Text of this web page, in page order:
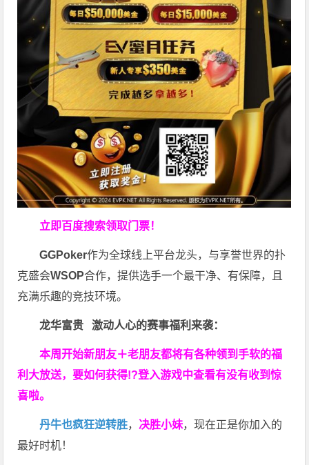
立即百度搜索领取门票！
GGPoker作为全球线上平台龙头，与享誉世界的扑
克盛会WSOP合作，提供选手一个最干净、有保障，且
充满乐趣的竞技环境。
龙华富贵 激动人心的赛事福利来袭：
本周开始新朋友＋老朋友都将有各种领到手软的福
利大放送，要如何获得!?登入游戏中查看有没有收到惊
喜啦。
丹牛也疯狂逆转胜， 决胜小妹，现在正是你加入的
最好时机！